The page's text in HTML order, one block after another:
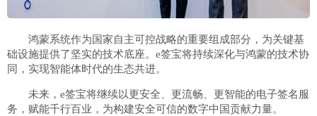
鸿蒙系统作为国家自主可控战略的重要组成部分，为关键基
础设施提供了坚实的技术底座。e签宝将持续深化与鸿蒙的技术协
同，实现智能体时代的生态共进。
未来，e签宝将继续以更安全、更流畅、更智能的电子签名服
务，赋能千行百业，为构建安全可信的数字中国贡献力量。